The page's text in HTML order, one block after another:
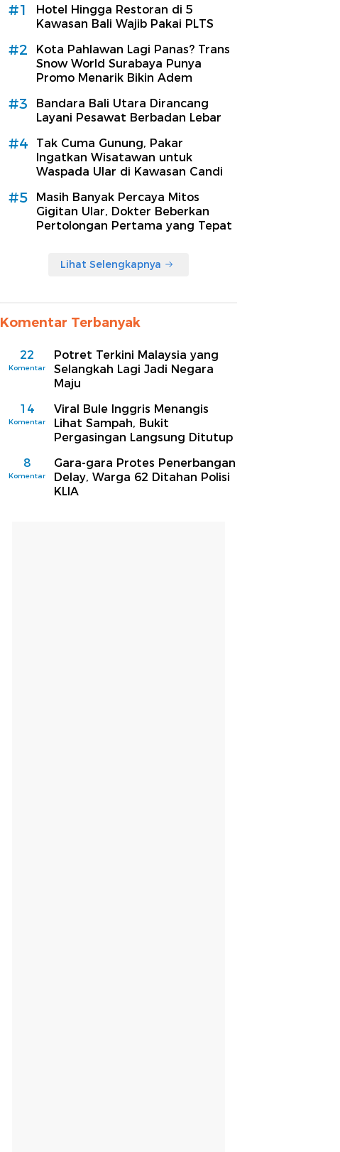
#1
Hotel Hingga Restoran di 5
Kawasan Bali Wajib Pakai PLTS
#2
Kota Pahlawan Lagi Panas? Trans
Snow World Surabaya Punya
Promo Menarik Bikin Adem
#3
Bandara Bali Utara Dirancang
Layani Pesawat Berbadan Lebar
#4
Tak Cuma Gunung, Pakar
Ingatkan Wisatawan untuk
Waspada Ular di Kawasan Candi
#5
Masih Banyak Percaya Mitos
Gigitan Ular, Dokter Beberkan
Pertolongan Pertama yang Tepat
Lihat Selengkapnya
Komentar Terbanyak
22
Komentar
Potret Terkini Malaysia yang
Selangkah Lagi Jadi Negara
Maju
14
Komentar
Viral Bule Inggris Menangis
Lihat Sampah, Bukit
Pergasingan Langsung Ditutup
8
Komentar
Gara-gara Protes Penerbangan
Delay, Warga 62 Ditahan Polisi
KLIA